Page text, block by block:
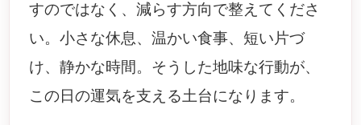
すのではなく、減らす方向で整えてくださ
い。小さな休息、温かい食事、短い片づ
け、静かな時間。そうした地味な行動が、
この日の運気を支える土台になります。